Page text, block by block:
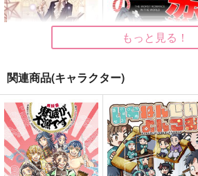
アマデウスの賛歌
にばんぼし*
1,100円（税込）
フィガロ
世界最強の恋vol.5
ご飯がすき。
1,100円（税込）
オズ×フィガロ
もっと見る！
関連商品(キャラクター)